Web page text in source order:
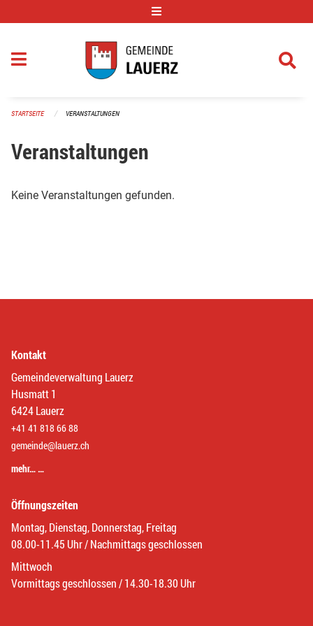
STARTSEITE VERANSTALTUNGEN
Veranstaltungen
Keine Veranstaltungen gefunden.
Kontakt
Gemeindeverwaltung Lauerz
Husmatt 1
6424 Lauerz
+41 41 818 66 88
gemeinde@lauerz.ch
mehr… …
Öffnungszeiten
Montag, Dienstag, Donnerstag, Freitag
08.00-11.45 Uhr / Nachmittags geschlossen
Mittwoch
Vormittags geschlossen / 14.30-18.30 Uhr